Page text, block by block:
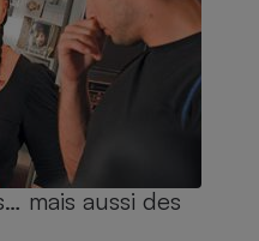
mais aussi des